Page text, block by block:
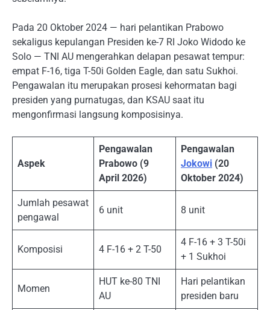
Pada 20 Oktober 2024 — hari pelantikan Prabowo
sekaligus kepulangan Presiden ke-7 RI Joko Widodo ke
Solo — TNI AU mengerahkan delapan pesawat tempur:
empat F-16, tiga T-50i Golden Eagle, dan satu Sukhoi.
Pengawalan itu merupakan prosesi kehormatan bagi
presiden yang purnatugas, dan KSAU saat itu
mengonfirmasi langsung komposisinya.
Aspek
Pengawalan
Prabowo (9
April 2026)
Pengawalan
Jokowi (20
Oktober 2024)
Jumlah pesawat
pengawal
6 unit 8 unit
Komposisi 4 F-16 + 2 T-50
4 F-16 + 3 T-50i
+ 1 Sukhoi
Momen
HUT ke-80 TNI
AU
Hari pelantikan
presiden baru